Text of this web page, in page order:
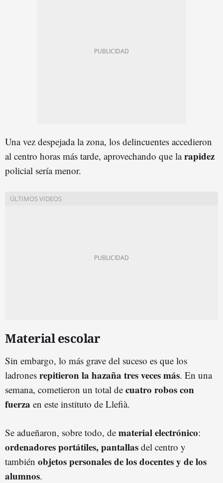
Una vez despejada la zona, los delincuentes accedieron
al centro horas más tarde, aprovechando que larapidez
policial sería menor.
Material escolar
Sin embargo, lo más grave del suceso es que los
ladrones repitieron la hazaña tres veces más. En una
semana, cometieron un total de cuatro robos con
fuerza en este instituto de Llefià.
Se adueñaron, sobre todo, de material electrónico:
ordenadores portátiles, pantallas del centro y
también objetos personales de los docentes y de los
alumnos.